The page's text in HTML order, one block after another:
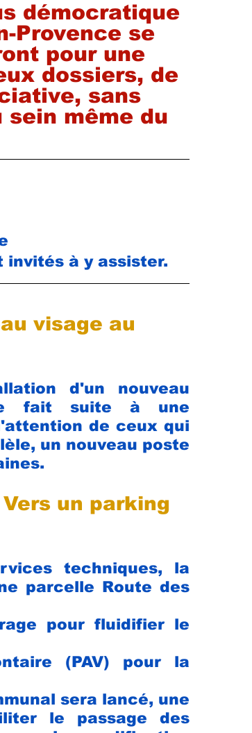
démocratique
Provence se
pour une
dossiers, de
sans
sein même du
invités à y assister.
visage au
d'un nouveau
fait suite à une
de ceux qui
un nouveau poste
un parking
techniques, la
parcelle Route des
pour fluidifier le
(PAV) pour la
sera lancé, une
le passage des